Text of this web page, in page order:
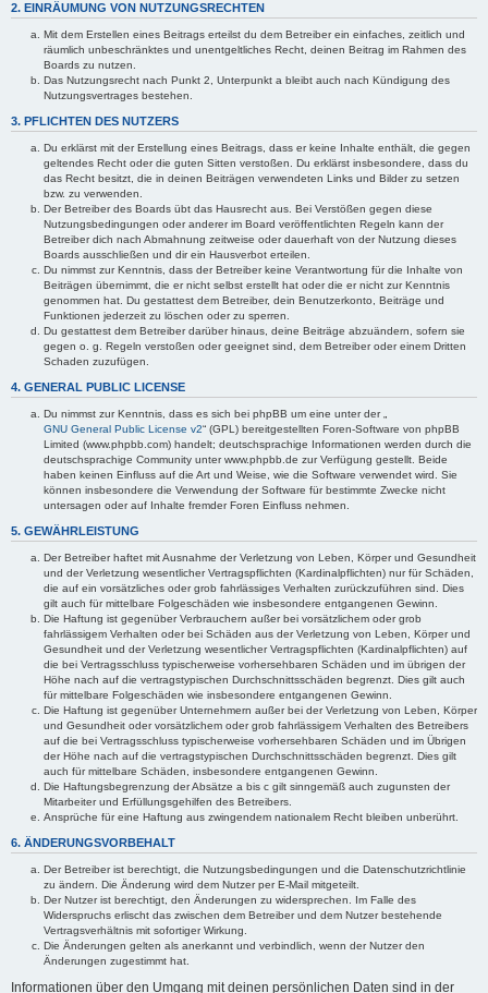
2. EINRÄUMUNG VON NUTZUNGSRECHTEN
Mit dem Erstellen eines Beitrags erteilst du dem Betreiber ein einfaches, zeitlich und
räumlich unbeschränktes und unentgeltliches Recht, deinen Beitrag im Rahmen des
Boards zu nutzen.
Das Nutzungsrecht nach Punkt 2, Unterpunkt a bleibt auch nach Kündigung des
Nutzungsvertrages bestehen.
3. PFLICHTEN DES NUTZERS
Du erklärst mit der Erstellung eines Beitrags, dass er keine Inhalte enthält, die gegen
geltendes Recht oder die guten Sitten verstoßen. Du erklärst insbesondere, dass du
das Recht besitzt, die in deinen Beiträgen verwendeten Links und Bilder zu setzen
bzw. zu verwenden.
Der Betreiber des Boards übt das Hausrecht aus. Bei Verstößen gegen diese
Nutzungsbedingungen oder anderer im Board veröffentlichten Regeln kann der
Betreiber dich nach Abmahnung zeitweise oder dauerhaft von der Nutzung dieses
Boards ausschließen und dir ein Hausverbot erteilen.
Du nimmst zur Kenntnis, dass der Betreiber keine Verantwortung für die Inhalte von
Beiträgen übernimmt, die er nicht selbst erstellt hat oder die er nicht zur Kenntnis
genommen hat. Du gestattest dem Betreiber, dein Benutzerkonto, Beiträge und
Funktionen jederzeit zu löschen oder zu sperren.
Du gestattest dem Betreiber darüber hinaus, deine Beiträge abzuändern, sofern sie
gegen o. g. Regeln verstoßen oder geeignet sind, dem Betreiber oder einem Dritten
Schaden zuzufügen.
4. GENERAL PUBLIC LICENSE
Du nimmst zur Kenntnis, dass es sich bei phpBB um eine unter der „
GNU General Public License v2“ (GPL) bereitgestellten Foren-Software von phpBB
Limited (www.phpbb.com) handelt; deutschsprachige Informationen werden durch die
deutschsprachige Community unter www.phpbb.de zur Verfügung gestellt. Beide
haben keinen Einfluss auf die Art und Weise, wie die Software verwendet wird. Sie
können insbesondere die Verwendung der Software für bestimmte Zwecke nicht
untersagen oder auf Inhalte fremder Foren Einfluss nehmen.
5. GEWÄHRLEISTUNG
Der Betreiber haftet mit Ausnahme der Verletzung von Leben, Körper und Gesundheit
und der Verletzung wesentlicher Vertragspflichten (Kardinalpflichten) nur für Schäden,
die auf ein vorsätzliches oder grob fahrlässiges Verhalten zurückzuführen sind. Dies
gilt auch für mittelbare Folgeschäden wie insbesondere entgangenen Gewinn.
Die Haftung ist gegenüber Verbrauchern außer bei vorsätzlichem oder grob
fahrlässigem Verhalten oder bei Schäden aus der Verletzung von Leben, Körper und
Gesundheit und der Verletzung wesentlicher Vertragspflichten (Kardinalpflichten) auf
die bei Vertragsschluss typischerweise vorhersehbaren Schäden und im übrigen der
Höhe nach auf die vertragstypischen Durchschnittsschäden begrenzt. Dies gilt auch
für mittelbare Folgeschäden wie insbesondere entgangenen Gewinn.
Die Haftung ist gegenüber Unternehmern außer bei der Verletzung von Leben, Körper
und Gesundheit oder vorsätzlichem oder grob fahrlässigem Verhalten des Betreibers
auf die bei Vertragsschluss typischerweise vorhersehbaren Schäden und im Übrigen
der Höhe nach auf die vertragstypischen Durchschnittsschäden begrenzt. Dies gilt
auch für mittelbare Schäden, insbesondere entgangenen Gewinn.
Die Haftungsbegrenzung der Absätze a bis c gilt sinngemäß auch zugunsten der
Mitarbeiter und Erfüllungsgehilfen des Betreibers.
Ansprüche für eine Haftung aus zwingendem nationalem Recht bleiben unberührt.
6. ÄNDERUNGSVORBEHALT
Der Betreiber ist berechtigt, die Nutzungsbedingungen und die Datenschutzrichtlinie
zu ändern. Die Änderung wird dem Nutzer per E-Mail mitgeteilt.
Der Nutzer ist berechtigt, den Änderungen zu widersprechen. Im Falle des
Widerspruchs erlischt das zwischen dem Betreiber und dem Nutzer bestehende
Vertragsverhältnis mit sofortiger Wirkung.
Die Änderungen gelten als anerkannt und verbindlich, wenn der Nutzer den
Änderungen zugestimmt hat.
Informationen über den Umgang mit deinen persönlichen Daten sind in der